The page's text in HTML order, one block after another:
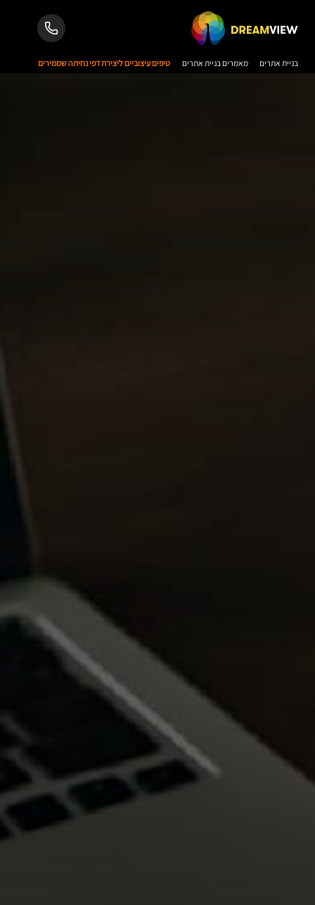
בניית אתרים מאמרים בניית אתרים טיפים עיצוביים ליצירת דפי נחיתה שממירים